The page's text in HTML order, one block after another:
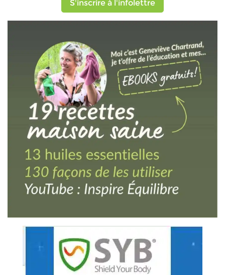
S'inscrire à l'infolettre